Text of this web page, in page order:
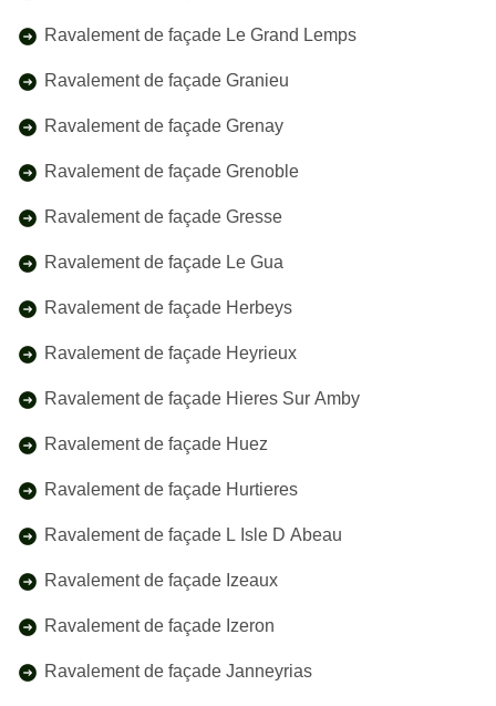
Ravalement de façade Le Grand Lemps
Ravalement de façade Granieu
Ravalement de façade Grenay
Ravalement de façade Grenoble
Ravalement de façade Gresse
Ravalement de façade Le Gua
Ravalement de façade Herbeys
Ravalement de façade Heyrieux
Ravalement de façade Hieres Sur Amby
Ravalement de façade Huez
Ravalement de façade Hurtieres
Ravalement de façade L Isle D Abeau
Ravalement de façade Izeaux
Ravalement de façade Izeron
Ravalement de façade Janneyrias